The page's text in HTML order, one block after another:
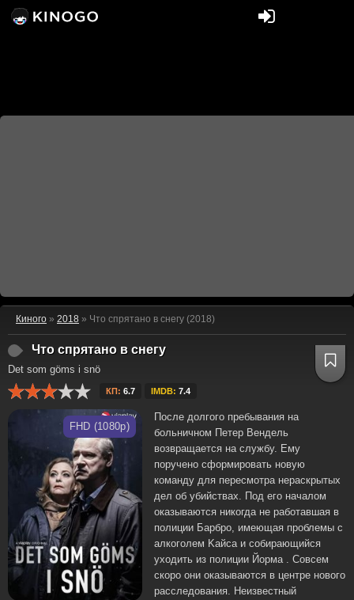
Киного » 2018 » Что спрятано в снегу (2018)
Что спрятано в снегу
Det som göms i snö
КП: 6.7 IMDB: 7.4
FHD (1080p)
После долгого пребывания на
больничном Петер Вендель
возвращается на службу. Ему
поручено сформировать новую
команду для пересмотра нераскрытых
дел об убийствах. Под его началом
оказываются никогда не работавшая в
полиции Барбро, имеющая проблемы с
алкоголем Kайса и собирающийся
уходить из полиции Йорма . Совсем
скоро они оказываются в центре нового
расследования. Неизвестный